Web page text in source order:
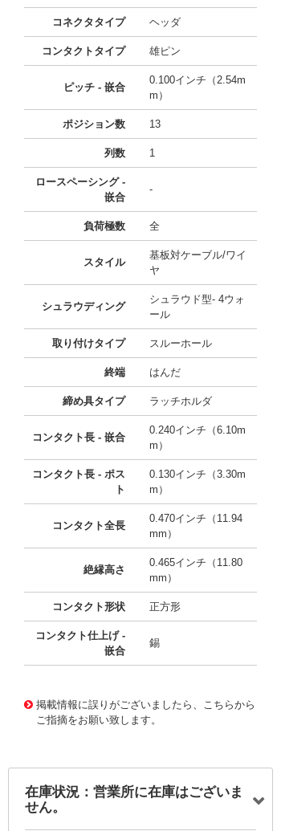
コネクタタイプ ヘッダ
コンタクトタイプ 雄ピン
ピッチ - 嵌合
0.100インチ（2.54m
m）
ポジション数 13
列数 1
ロースペーシング -
嵌合
-
負荷極数 全
スタイル
基板対ケーブル/ワイ
ヤ
シュラウディング
シュラウド型- 4ウォ
ール
取り付けタイプ スルーホール
終端 はんだ
締め具タイプ ラッチホルダ
コンタクト長 - 嵌合
0.240インチ（6.10m
m）
コンタクト長 - ポス
ト
0.130インチ（3.30m
m）
コンタクト全長
0.470インチ（11.94
mm）
絶縁高さ
0.465インチ（11.80
mm）
コンタクト形状 正方形
コンタクト仕上げ -
嵌合
錫
掲載情報に誤りがございましたら、こちらから
ご指摘をお願い致します。
在庫状況：営業所に在庫はございま
せん。